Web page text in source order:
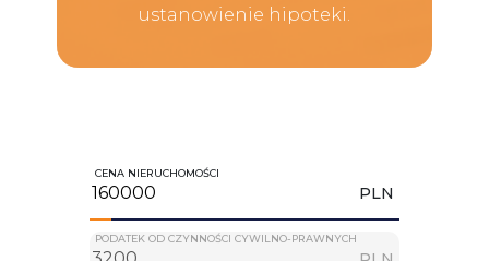
ustanowienie hipoteki.
CENA NIERUCHOMOŚCI
PLN
PODATEK OD CZYNNOŚCI CYWILNO-PRAWNYCH